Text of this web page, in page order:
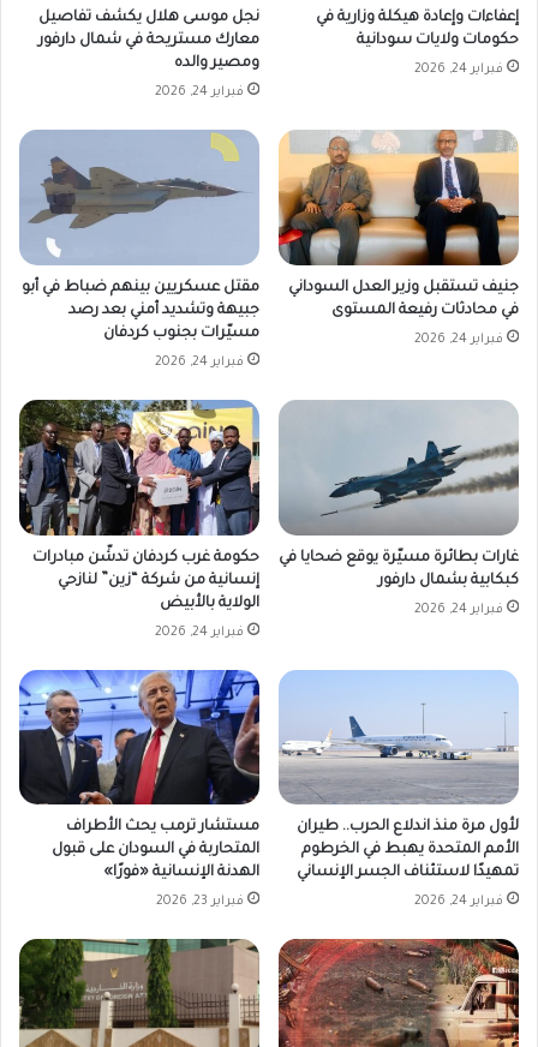
إعفاءات وإعادة هيكلة وزارية في
حكومات ولايات سودانية
فبراير 24, 2026
نجل موسى هلال يكشف تفاصيل
معارك مستريحة في شمال دارفور
ومصير والده
فبراير 24, 2026
جنيف تستقبل وزير العدل السوداني
في محادثات رفيعة المستوى
فبراير 24, 2026
مقتل عسكريين بينهم ضباط في أبو
جبيهة وتشديد أمني بعد رصد
مسيّرات بجنوب كردفان
فبراير 24, 2026
غارات بطائرة مسيّرة يوقع ضحايا في
كبكابية بشمال دارفور
فبراير 24, 2026
حكومة غرب كردفان تدشّن مبادرات
إنسانية من شركة “زين” لنازحي
الولاية بالأبيض
فبراير 24, 2026
لأول مرة منذ اندلاع الحرب.. طيران
الأمم المتحدة يهبط في الخرطوم
تمهيدًا لاستئناف الجسر الإنساني
فبراير 24, 2026
مستشار ترمب يحث الأطراف
المتحاربة في السودان على قبول
الهدنة الإنسانية «فورًا»
فبراير 23, 2026